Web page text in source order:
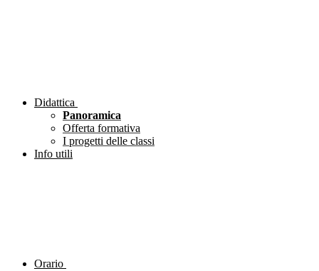
Didattica
Panoramica
Offerta formativa
I progetti delle classi
Info utili
Orario